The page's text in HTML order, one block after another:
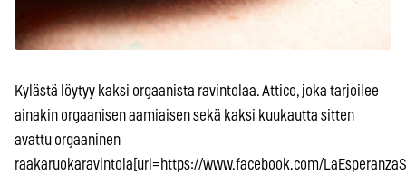
Kylästä löytyy kaksi orgaanista ravintolaa. Attico, joka tarjoilee
ainakin orgaanisen aamiaisen sekä kaksi kuukautta sitten
avattu orgaaninen
raakaruokaravintola[url=https://www.facebook.com/